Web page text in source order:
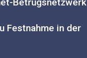
Festnahme in der